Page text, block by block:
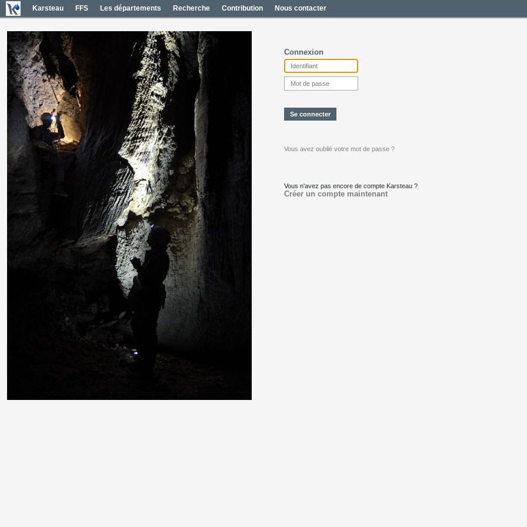
Karsteau FFS Les départements Recherche Contribution Nous contacter
Connexion
Vous avez oublié votre mot de passe ?
Vous n'avez pas encore de compte Karsteau ?
Créer un compte maintenant